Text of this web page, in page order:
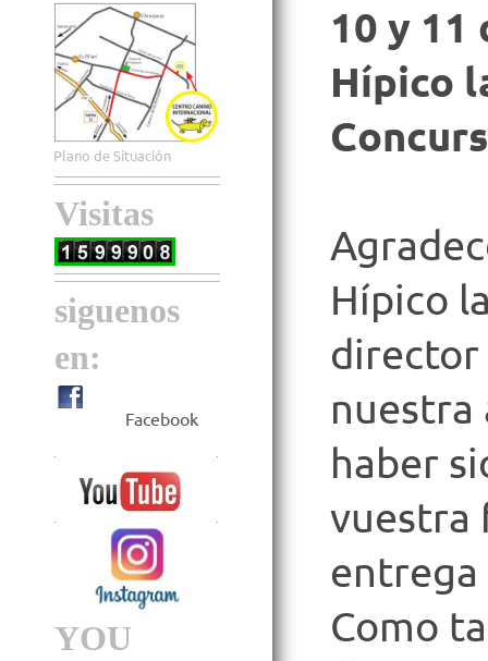
Plano de Situación
Visitas
siguenos
en:
Facebook
YOU
10 y 11
Hípico
Hípico
director
nuestra
haber
vuestra
entrega
Como